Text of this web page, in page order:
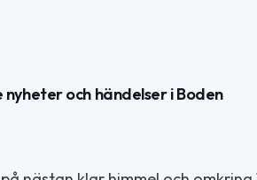
och händelser i Boden